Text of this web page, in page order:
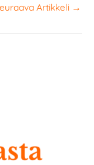
Artikkeli →